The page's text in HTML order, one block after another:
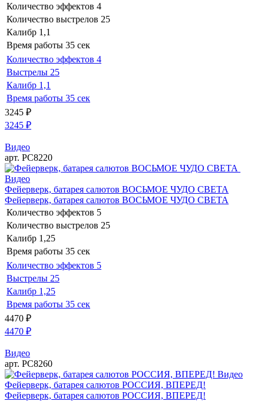
Количество эффектов 4
Количество выстрелов 25
Калибр 1,1
Время работы 35 сек
Количество эффектов 4
Выстрелы 25
Калибр 1,1
Время работы 35 сек
3245 ₽
3245 ₽
Видео
арт. РС8220
Видео
Фейерверк, батарея салютов ВОСЬМОЕ ЧУДО СВЕТА
Фейерверк, батарея салютов ВОСЬМОЕ ЧУДО СВЕТА
Количество эффектов 5
Количество выстрелов 25
Калибр 1,25
Время работы 35 сек
Количество эффектов 5
Выстрелы 25
Калибр 1,25
Время работы 35 сек
4470 ₽
4470 ₽
Видео
арт. РС8260
Видео
Фейерверк, батарея салютов РОССИЯ, ВПЕРЕД!
Фейерверк, батарея салютов РОССИЯ, ВПЕРЕД!